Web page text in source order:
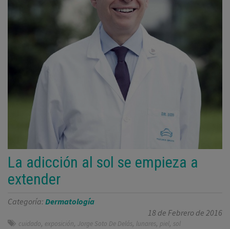
La adicción al sol se empieza a
extender
Categoría: Dermatología
18 de Febrero de 2016
cuidado, exposición, Jorge Soto De Delás, lunares, piel, sol